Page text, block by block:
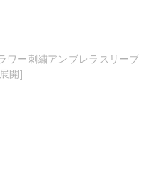
ワー刺繍アンブレラスリーブ
開]